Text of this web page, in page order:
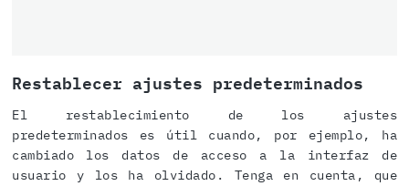
Restablecer ajustes predeterminados
El restablecimiento de los ajustes
predeterminados es útil cuando, por ejemplo, ha
cambiado los datos de acceso a la interfaz de
usuario y los ha olvidado. Tenga en cuenta, que